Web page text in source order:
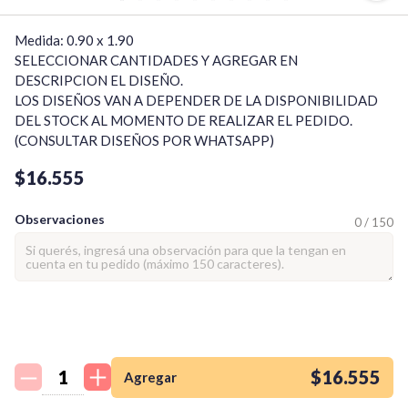
tienda así para mi
emprendimiento!
Medida: 0.90 x 1.90
SELECCIONAR CANTIDADES Y AGREGAR EN
DESCRIPCION EL DISEÑO.
LOS DISEÑOS VAN A DEPENDER DE LA DISPONIBILIDAD
DEL STOCK AL MOMENTO DE REALIZAR EL PEDIDO.
(CONSULTAR DISEÑOS POR WHATSAPP)
$16.555
Observaciones 0 / 150
Agregar $16.555